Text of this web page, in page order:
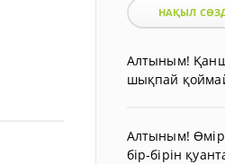
НАҚЫЛ
Алтыным!
шықпай
Алтыным!
бір-бірін